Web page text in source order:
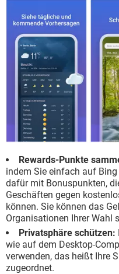
Rewards-Punkte
indem Sie einfach auf
dafür mit Bonuspunkten,
Geschäften gegen
können. Sie können das
Organisationen Ihrer Wahl
Privatsphäre schützen:
wie auf dem Desktop-
verwenden, das heißt Ihre
zugeordnet.